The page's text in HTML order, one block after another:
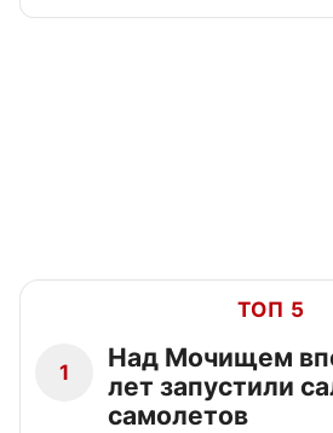
ТОП 5
1
Над Мочищем
лет запустили
самолетов